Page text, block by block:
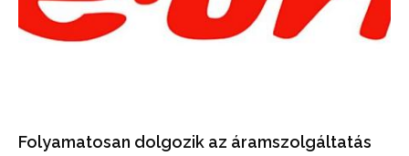
Folyamatosan dolgozik az áramszolgáltatás